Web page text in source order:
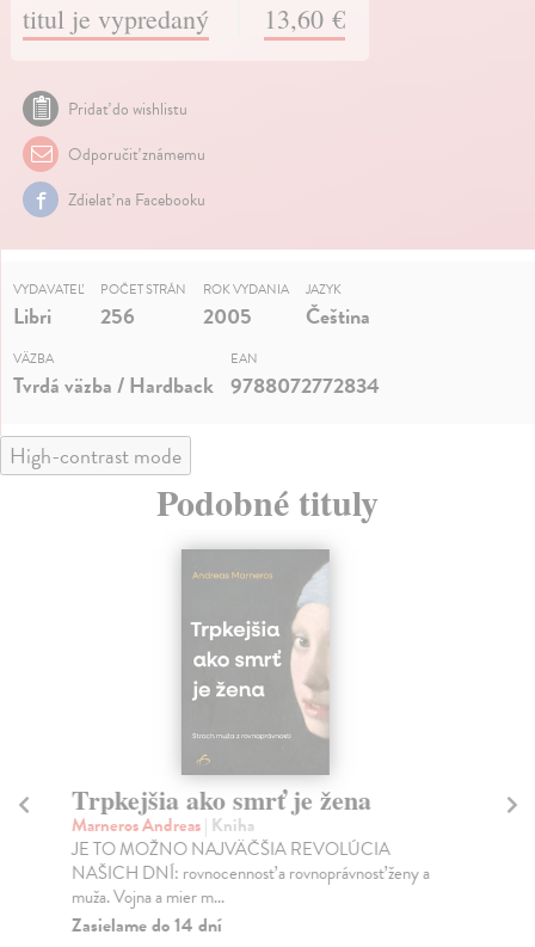
titul je vypredaný 13,60 €
Pridať do wishlistu
Odporučiť známemu
Zdielať na Facebooku
VYDAVATEĽ
Libri
POČET STRÁN
256
ROK VYDANIA
2005
JAZYK
Čeština
VÄZBA
Tvrdá väzba / Hardback
EAN
9788072772834
High-contrast mode
Podobné tituly
Trpkejšia ako smrť je žena
Marneros Andreas| Kniha
JE TO MOŽNO NAJVÄČŠIA REVOLÚCIA
NAŠICH DNÍ: rovnocennosť a rovnoprávnosť ženy a
muža. Vojna a mier m...
Zasielame do 14 dní